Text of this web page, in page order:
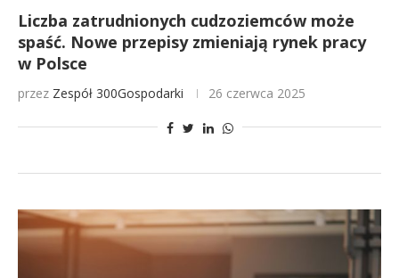
Liczba zatrudnionych cudzoziemców może
spaść. Nowe przepisy zmieniają rynek pracy
w Polsce
przez Zespół 300Gospodarki 26 czerwca 2025